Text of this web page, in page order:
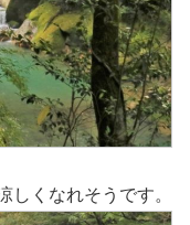
しくなれそうです。